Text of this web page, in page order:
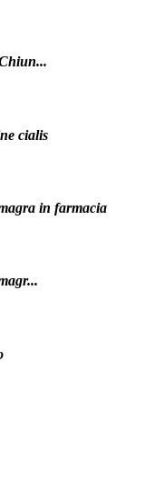
cialis
in farmacia